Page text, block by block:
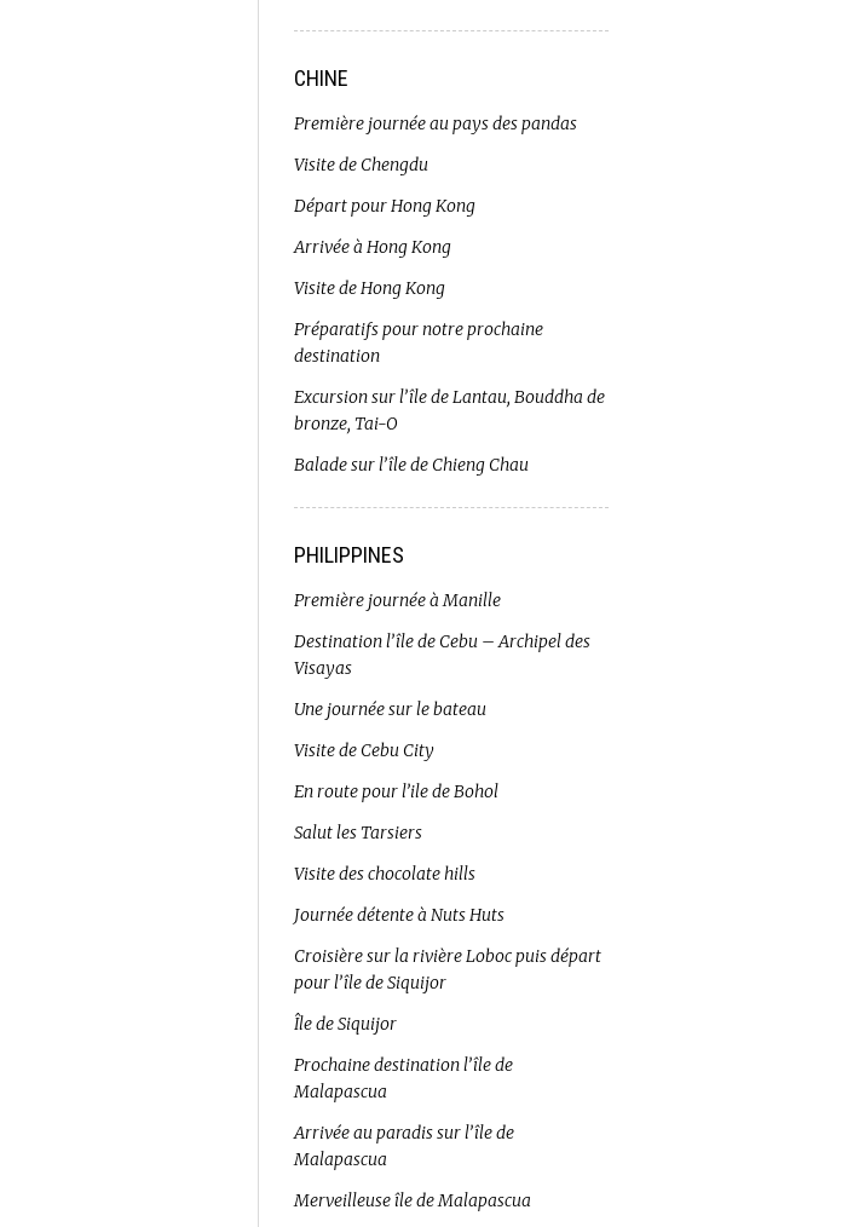
CHINE
Première journée au pays des pandas
Visite de Chengdu
Départ pour Hong Kong
Arrivée à Hong Kong
Visite de Hong Kong
Préparatifs pour notre prochaine
destination
Excursion sur l’île de Lantau, Bouddha de
bronze, Tai-O
Balade sur l’île de Chieng Chau
PHILIPPINES
Première journée à Manille
Destination l’île de Cebu – Archipel des
Visayas
Une journée sur le bateau
Visite de Cebu City
En route pour l’ile de Bohol
Salut les Tarsiers
Visite des chocolate hills
Journée détente à Nuts Huts
Croisière sur la rivière Loboc puis départ
pour l’île de Siquijor
Île de Siquijor
Prochaine destination l’île de
Malapascua
Arrivée au paradis sur l’île de
Malapascua
Merveilleuse île de Malapascua